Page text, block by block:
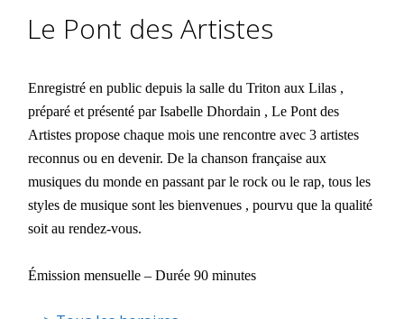
Le Pont des Artistes
Enregistré en public depuis la salle du Triton aux Lilas ,
préparé et présenté par Isabelle Dhordain , Le Pont des
Artistes propose chaque mois une rencontre avec 3 artistes
reconnus ou en devenir. De la chanson française aux
musiques du monde en passant par le rock ou le rap, tous les
styles de musique sont les bienvenues , pourvu que la qualité
soit au rendez-vous.
Émission mensuelle – Durée 90 minutes